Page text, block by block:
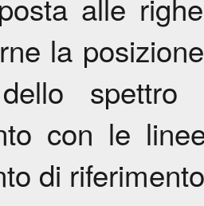
la
spettro
con le
di